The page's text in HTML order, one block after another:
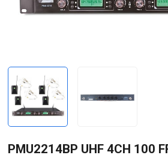
PMU2214BP UHF 4CH 100